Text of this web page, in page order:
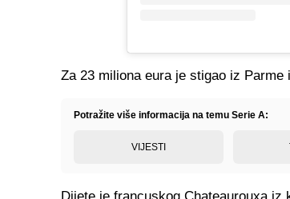
Za 23 miliona eura je stigao iz
Potražite više informacija na temu Serie A:
VIJESTI